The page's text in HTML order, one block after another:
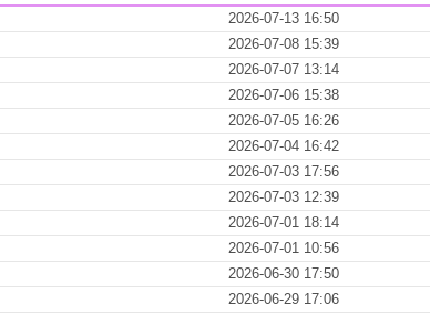
2026-07-13 16:50
2026-07-08 15:39
2026-07-07 13:14
2026-07-06 15:38
2026-07-05 16:26
2026-07-04 16:42
2026-07-03 17:56
2026-07-03 12:39
2026-07-01 18:14
2026-07-01 10:56
2026-06-30 17:50
2026-06-29 17:06